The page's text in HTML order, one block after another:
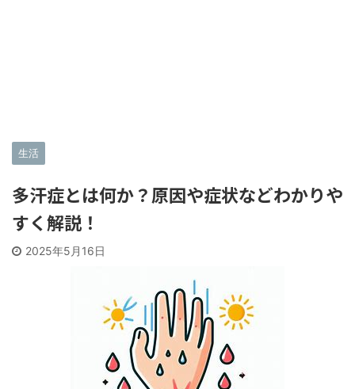
生活
多汗症とは何か？原因や症状などわかりや
すく解説！
2025年5月16日